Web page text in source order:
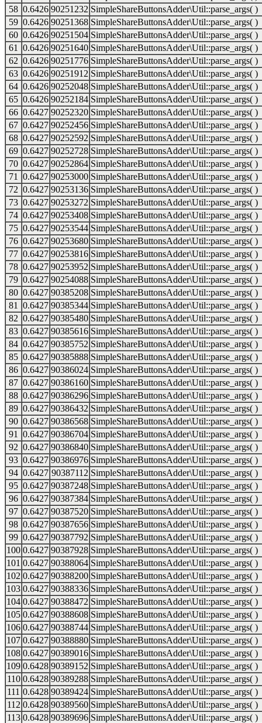
58 0.6426 90251232 SimpleShareButtonsAdder\Util::parse_args( )
59 0.6426 90251368 SimpleShareButtonsAdder\Util::parse_args( )
60 0.6426 90251504 SimpleShareButtonsAdder\Util::parse_args( )
61
0.6426 90251640 SimpleShareButtonsAdder\Util::parse_args( )
62 0.6426 90251776 SimpleShareButtonsAdder\Util::parse_args( )
63 0.6426 90251912 SimpleShareButtonsAdder\Util::parse_args( )
64 0.6426 90252048 SimpleShareButtonsAdder\Util::parse_args( )
65 0.6426 90252184 SimpleShareButtonsAdder\Util::parse_args( )
66 0.6427 90252320 SimpleShareButtonsAdder\Util::parse_args( )
67 0.6427 90252456 SimpleShareButtonsAdder\Util::parse_args( )
68 0.6427 90252592 SimpleShareButtonsAdder\Util::parse_args( )
69 0.6427 90252728 SimpleShareButtonsAdder\Util::parse_args( )
70 0.6427 90252864 SimpleShareButtonsAdder\Util::parse_args( )
71
0.6427 90253000 SimpleShareButtonsAdder\Util::parse_args( )
72 0.6427 90253136 SimpleShareButtonsAdder\Util::parse_args( )
73 0.6427 90253272 SimpleShareButtonsAdder\Util::parse_args( )
74 0.6427 90253408 SimpleShareButtonsAdder\Util::parse_args( )
75 0.6427 90253544 SimpleShareButtonsAdder\Util::parse_args( )
76 0.6427 90253680 SimpleShareButtonsAdder\Util::parse_args( )
77 0.6427 90253816 SimpleShareButtonsAdder\Util::parse_args( )
78 0.6427 90253952 SimpleShareButtonsAdder\Util::parse_args( )
79 0.6427 90254088 SimpleShareButtonsAdder\Util::parse_args( )
80 0.6427 90385208 SimpleShareButtonsAdder\Util::parse_args( )
81
0.6427 90385344 SimpleShareButtonsAdder\Util::parse_args( )
82 0.6427 90385480 SimpleShareButtonsAdder\Util::parse_args( )
83 0.6427 90385616 SimpleShareButtonsAdder\Util::parse_args( )
84 0.6427 90385752 SimpleShareButtonsAdder\Util::parse_args( )
85 0.6427 90385888 SimpleShareButtonsAdder\Util::parse_args( )
86 0.6427 90386024 SimpleShareButtonsAdder\Util::parse_args( )
87 0.6427 90386160 SimpleShareButtonsAdder\Util::parse_args( )
88 0.6427 90386296 SimpleShareButtonsAdder\Util::parse_args( )
89 0.6427 90386432 SimpleShareButtonsAdder\Util::parse_args( )
90 0.6427 90386568 SimpleShareButtonsAdder\Util::parse_args( )
91
0.6427 90386704 SimpleShareButtonsAdder\Util::parse_args( )
92 0.6427 90386840 SimpleShareButtonsAdder\Util::parse_args( )
93 0.6427 90386976 SimpleShareButtonsAdder\Util::parse_args( )
94 0.6427 90387112 SimpleShareButtonsAdder\Util::parse_args( )
95 0.6427 90387248 SimpleShareButtonsAdder\Util::parse_args( )
96 0.6427 90387384 SimpleShareButtonsAdder\Util::parse_args( )
97 0.6427 90387520 SimpleShareButtonsAdder\Util::parse_args( )
98 0.6427 90387656 SimpleShareButtonsAdder\Util::parse_args( )
99 0.6427 90387792 SimpleShareButtonsAdder\Util::parse_args( )
100 0.6427 90387928 SimpleShareButtonsAdder\Util::parse_args( )
101 0.6427 90388064 SimpleShareButtonsAdder\Util::parse_args( )
102 0.6427 90388200 SimpleShareButtonsAdder\Util::parse_args( )
103 0.6427 90388336 SimpleShareButtonsAdder\Util::parse_args( )
104 0.6427 90388472 SimpleShareButtonsAdder\Util::parse_args( )
105 0.6427 90388608 SimpleShareButtonsAdder\Util::parse_args( )
106 0.6427 90388744 SimpleShareButtonsAdder\Util::parse_args( )
107 0.6427 90388880 SimpleShareButtonsAdder\Util::parse_args( )
108 0.6427 90389016 SimpleShareButtonsAdder\Util::parse_args( )
109 0.6428 90389152 SimpleShareButtonsAdder\Util::parse_args( )
110 0.6428 90389288 SimpleShareButtonsAdder\Util::parse_args( )
111 0.6428 90389424 SimpleShareButtonsAdder\Util::parse_args( )
112 0.6428 90389560 SimpleShareButtonsAdder\Util::parse_args( )
113 0.6428 90389696 SimpleShareButtonsAdder\Util::parse_args( )